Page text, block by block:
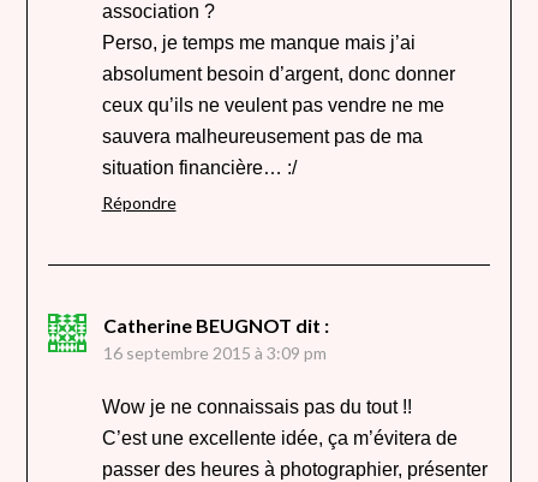
association ?
Perso, je temps me manque mais j’ai
absolument besoin d’argent, donc donner
ceux qu’ils ne veulent pas vendre ne me
sauvera malheureusement pas de ma
situation financière… :/
Répondre
Catherine BEUGNOT dit :
16 septembre 2015 à 3:09 pm
Wow je ne connaissais pas du tout !!
C’est une excellente idée, ça m’évitera de
passer des heures à photographier, présenter